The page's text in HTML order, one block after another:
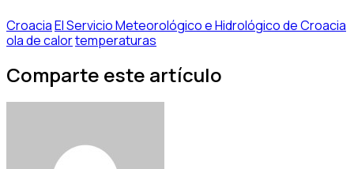
CroaciaEl Servicio Meteorológico e Hidrológico de Croacia
ola de calortemperaturas
Comparte este artículo